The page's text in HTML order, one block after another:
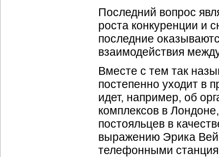
Последний вопрос
роста конкуренции и
последние
взаимодействия
Вместе с тем так
постепенно уходит в
идет, например, об
комплексов в
постояльцев в
выражению Эрика
телефонными